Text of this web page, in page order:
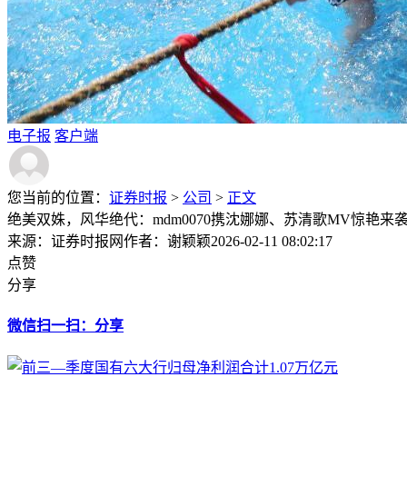
电子报 客户端
您当前的位置： 证券时报 > 公司 > 正文
绝美双姝，风华绝代：mdm0070携沈娜娜、苏清歌MV惊艳来
来源：证券时报网作者：谢颖颖2026-02-11 08:02:17
点赞
分享
微信扫一扫：分享